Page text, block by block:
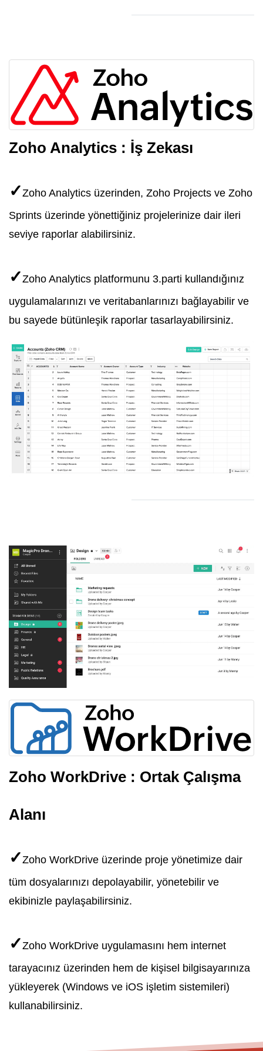
Zoho Analytics : İş Zekası
✓Zoho Analytics üzerinden, Zoho Projects ve Zoho
Sprints üzerinde yönettiğiniz projelerinize dair ileri
seviye raporlar alabilirsiniz.
✓Zoho Analytics platformunu 3.parti kullandığınız
uygulamalarınızı ve veritabanlarınızı bağlayabilir ve
bu sayede bütünleşik raporlar tasarlayabilirsiniz.
Zoho WorkDrive : Ortak Çalışma
Alanı
✓Zoho WorkDrive üzerinde proje yönetimize dair
tüm dosyalarınızı depolayabilir, yönetebilir ve
ekibinizle paylaşabilirsiniz.
✓Zoho WorkDrive uygulamasını hem internet
tarayacınız üzerinden hem de kişisel bilgisayarınıza
yükleyerek (Windows ve iOS işletim sistemileri)
kullanabilirsiniz.